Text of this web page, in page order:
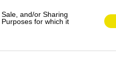
and/or Sharing
for which it